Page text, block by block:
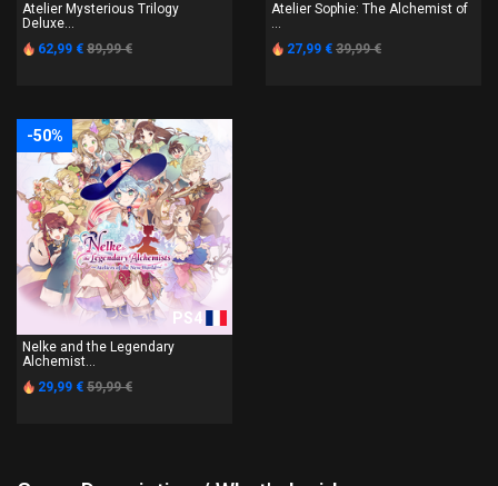
Atelier Mysterious Trilogy
Deluxe...
62,99 € 89,99 €
Atelier Sophie: The Alchemist of
...
27,99 € 39,99 €
-50%
PS4
Nelke and the Legendary
Alchemist...
29,99 € 59,99 €